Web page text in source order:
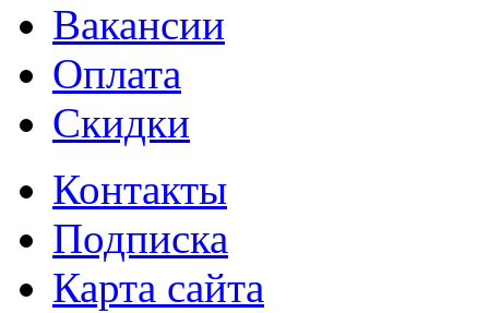
Вакансии
Оплата
Скидки
Контакты
Подписка
Карта сайта